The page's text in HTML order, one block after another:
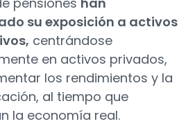
su exposición a activos
centrándose
en activos privados,
los rendimientos y la
al tiempo que
la economía real.